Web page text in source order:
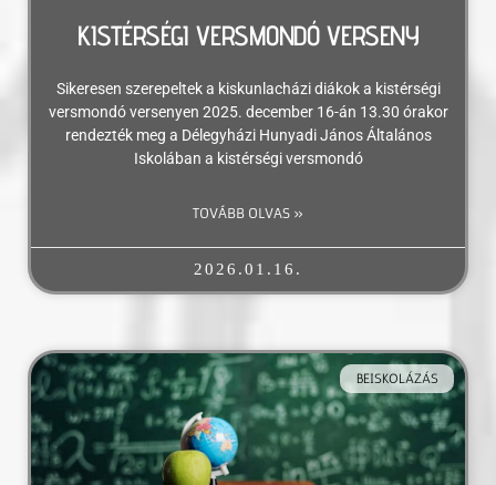
KISTÉRSÉGI VERSMONDÓ VERSENY
Sikeresen szerepeltek a kiskunlacházi diákok a kistérségi
versmondó versenyen 2025. december 16-án 13.30 órakor
rendezték meg a Délegyházi Hunyadi János Általános
Iskolában a kistérségi versmondó
TOVÁBB OLVAS »
2026.01.16.
BEISKOLÁZÁS